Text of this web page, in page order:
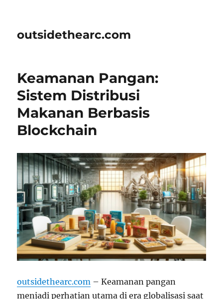
outsidethearc.com
Keamanan Pangan:
Sistem Distribusi
Makanan Berbasis
Blockchain
outsidethearc.com – Keamanan pangan
menjadi perhatian utama di era globalisasi saat